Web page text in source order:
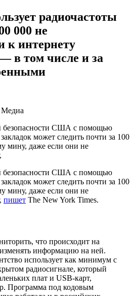
радиочастоты
000 не
к интернету
в том числе и за
Медиа
безопасности США с помощью
может следить почти за 100
мину, даже если они не
безопасности США с помощью
может следить почти за 100
мину, даже если они не
пишет The New York Times.
что происходит на
информацию на ней.
использует как минимум с
радиосигнале, который
плат и USB-карт,
Программа под кодовым